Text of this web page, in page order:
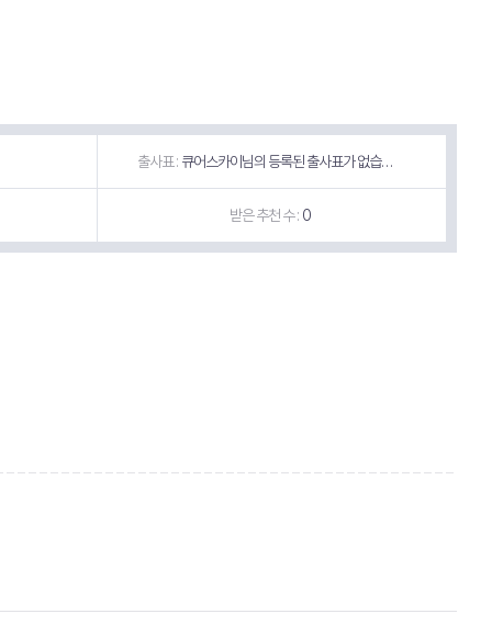
출사표 : 큐어스카이님의 등록된 출사표가 없습니다.
받은 추천 수 : 0